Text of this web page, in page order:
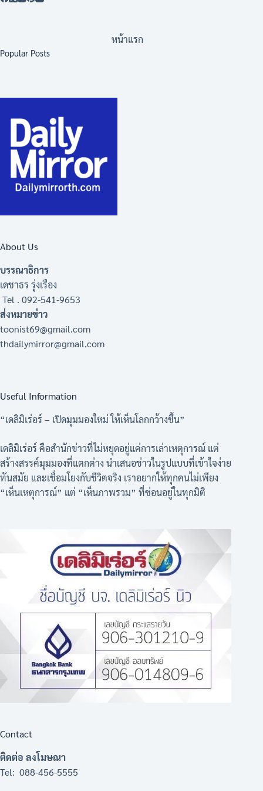
หน้าแรก
Popular Posts
About Us
บรรณาธิการ
เดชาธร รุ่งเรือง
Tel . 092-541-9653
ส่งหมายข่าว
toonist69@gmail.com
thdailymirror@gmail.com
Useful Information
“เดลิมิเร่อร์ – เปิดมุมมองใหม่ ให้เห็นโลกกว้างขึ้น”
เดลิมิเร่อร์ คือสำนักข่าวที่ไม่หยุดอยู่แค่การเล่าเหตุการณ์ แต่
สร้างสรรค์มุมมองที่แตกต่าง นำเสนอข่าวในรูปแบบที่เข้าใจง่าย
ทันสมัย และเชื่อมโยงกับชีวิตจริง เราอยากให้ทุกคนไม่เพียง
“เห็นเหตุการณ์” แต่ “เห็นภาพรวม” ที่ซ่อนอยู่ในทุกมิติ
Contact
ติดต่อ ลงโมษณา
Tel: 088-456-5555